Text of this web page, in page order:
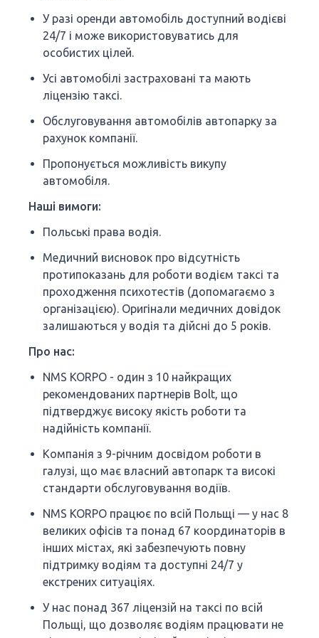
У разі оренди автомобіль доступний водієві
24/7 і може використовуватись для
особистих цілей.
Усі автомобілі застраховані та мають
ліцензію таксі.
Обслуговування автомобілів автопарку за
рахунок компанії.
Пропонується можливість викупу
автомобіля.
Наші вимоги:
Польські права водія.
Медичний висновок про відсутність
протипоказань для роботи водієм таксі та
проходження психотестів (допомагаємо з
організацією). Оригінали медичних довідок
залишаються у водія та дійсні до 5 років.
Про нас:
NMS KORPO - один з 10 найкращих
рекомендованих партнерів Bolt, що
підтверджує високу якість роботи та
надійність компанії.
Компанія з 9-річним досвідом роботи в
галузі, що має власний автопарк та високі
стандарти обслуговування водіїв.
NMS KORPO працює по всій Польщі — у нас 8
великих офісів та понад 67 координаторів в
інших містах, які забезпечують повну
підтримку водіям та доступні 24/7 у
екстрених ситуаціях.
У нас понад 367 ліцензій на таксі по всій
Польщі, що дозволяє водіям працювати не